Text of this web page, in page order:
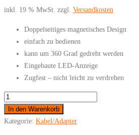
inkl. 19 % MwSt. zzgl. Versandkosten
Doppelseitiges magnetisches Design
einfach zu bedienen
kann um 360 Grad gedreht werden
Eingebaute LED-Anzeige
Zugfest – nicht leicht zu verdrehen
FLOVEME
Ladekabel
In den Warenkorb
Kategorie: Kabel/Adapter